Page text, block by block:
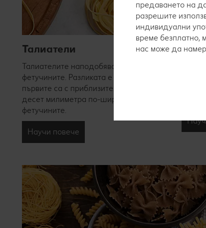
Талиатели
Талиателите наподобяват като цяло
фетучините. Разликата е в това, че
първите са с приблизително пет до
десет милиметра по-широки от
фетучините.
Научи повече
предаването на
разрешите
индивидуални
време безплатно,
нас може да